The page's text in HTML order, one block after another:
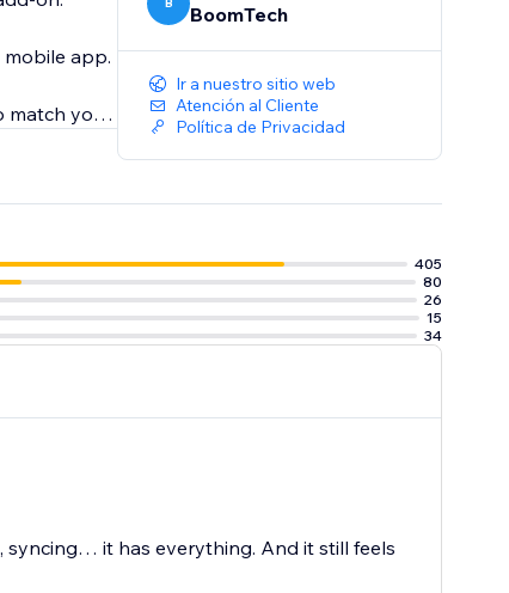
app.
match your
BoomTech
Ir a nuestro sitio web
Atención al Cliente
Política de Privacidad
405
80
26
15
34
syncing… it has everything. And it still feels